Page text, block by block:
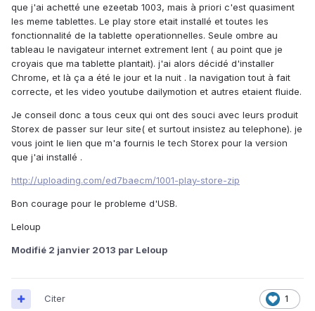
que j'ai achetté une ezeetab 1003, mais à priori c'est quasiment
les meme tablettes. Le play store etait installé et toutes les
fonctionnalité de la tablette operationnelles. Seule ombre au
tableau le navigateur internet extrement lent ( au point que je
croyais que ma tablette plantait). j'ai alors décidé d'installer
Chrome, et là ça a été le jour et la nuit . la navigation tout à fait
correcte, et les video youtube dailymotion et autres etaient fluide.
Je conseil donc a tous ceux qui ont des souci avec leurs produit
Storex de passer sur leur site( et surtout insistez au telephone). je
vous joint le lien que m'a fournis le tech Storex pour la version
que j'ai installé .
http://uploading.com/ed7baecm/1001-play-store-zip
Bon courage pour le probleme d'USB.
Leloup
Modifié 2 janvier 2013 par Leloup
1
Citer